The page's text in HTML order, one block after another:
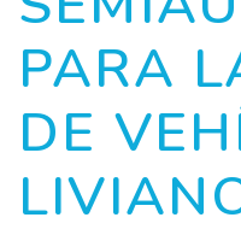
PARA
DE